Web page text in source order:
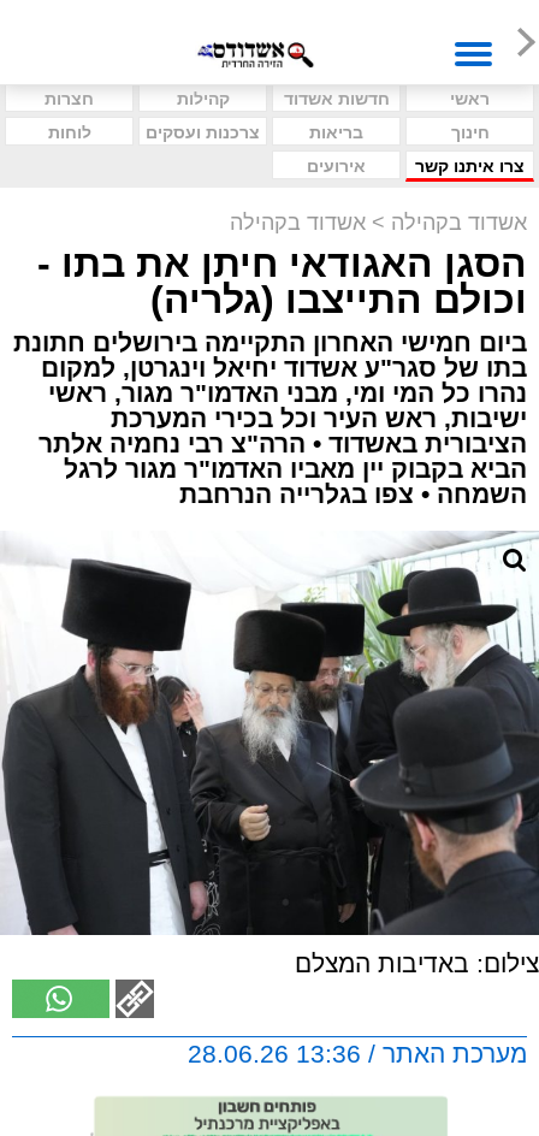
ראשי חדשות אשדוד קהילות
חצרות
חינוך
בריאות צרכנות ועסקים
לוחות
צרו איתנו קשר
אירועים
אשדוד בקהילה > אשדוד בקהילה
הסגן האגודאי חיתן את בתו -
וכולם התייצבו (גלריה)
ביום חמישי האחרון התקיימה בירושלים חתונת
בתו של סגר"ע אשדוד יחיאל וינגרטן, למקום
נהרו כל המי ומי, מבני האדמו"ר מגור, ראשי
ישיבות, ראש העיר וכל בכירי המערכת
הציבורית באשדוד • הרה"צ רבי נחמיה אלתר
הביא בקבוק יין מאביו האדמו"ר מגור לרגל
השמחה • צפו בגלרייה הנרחבת
צילום: באדיבות המצלם
מערכת האתר / 13:36 28.06.26